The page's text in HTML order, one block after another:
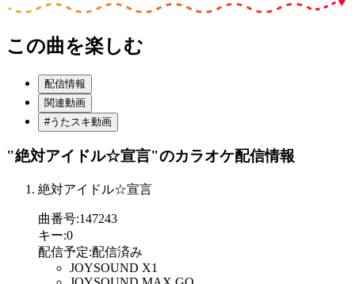
この曲を楽しむ
配信情報
関連動画
#うたスキ動画
"絶対アイドル☆宣言"のカラオケ配信情報
絶対アイドル☆宣言
曲番号:147243
キー:0
配信予定:配信済み
JOYSOUND X1